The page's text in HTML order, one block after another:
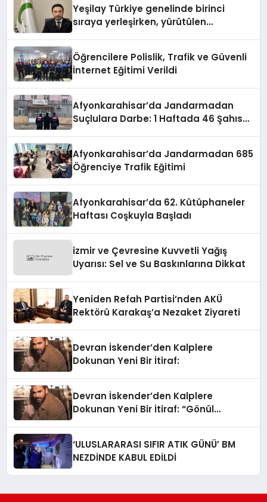
Yeşilay Türkiye genelinde birinci
sıraya yerleşirken, yürütülen
Öğrencilere Polislik, Trafik ve Güvenli
İnternet Eğitimi Verildi
Afyonkarahisar’da Jandarmadan
Suçlulara Darbe: 1 Haftada 46 Şahıs
Afyonkarahisar’da Jandarmadan 685
Öğrenciye Trafik Eğitimi
Afyonkarahisar’da 62. Kütüphaneler
Haftası Coşkuyla Başladı
izmir ve Çevresine Kuvvetli Yağış
Uyarısı: Sel ve Su Baskınlarına Dikkat
Yeniden Refah Partisi’nden AKÜ
Rektörü Karakaş’a Nezaket Ziyareti
Devran İskender’den Kalplere
Dokunan Yeni Bir İtiraf:
Devran İskender’den Kalplere
Dokunan Yeni Bir İtiraf: “Gönül
‘ULUSLARARASI SIFIR ATIK GÜNÜ’ BM
NEZDİNDE KABUL EDİLDİ